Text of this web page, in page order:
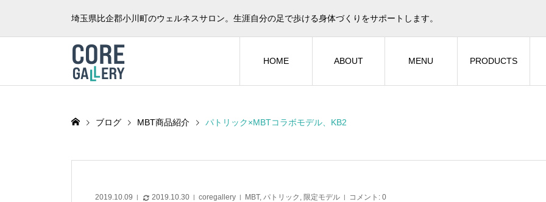
埼玉県比企郡小川町のウェルネスサロン。生涯自分の足で歩ける身体づくりをサポートします。
HOME ABOUT MENU PRODUCTS
ブログ MBT商品紹介 パトリック×MBTコラボモデル、KB2
2019.10.09 2019.10.30 coregallery MBT, パトリック , 限定モデル コメント: 0